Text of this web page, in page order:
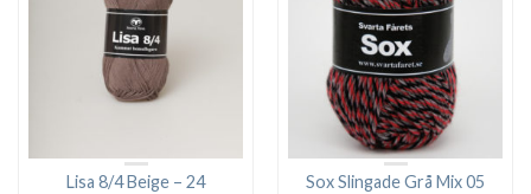
Lisa 8/4 Beige – 24
Sox Slingade Grå Mix 05